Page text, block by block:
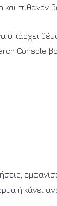
πιθανόν
υπάρχει
Console
ή κάνει